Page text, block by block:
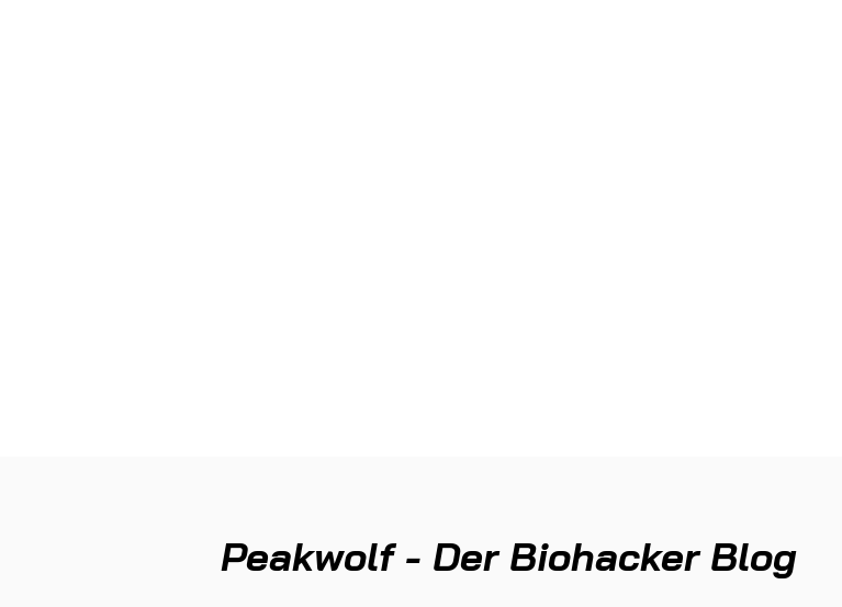
Peakwolf - Der Biohacker Blog